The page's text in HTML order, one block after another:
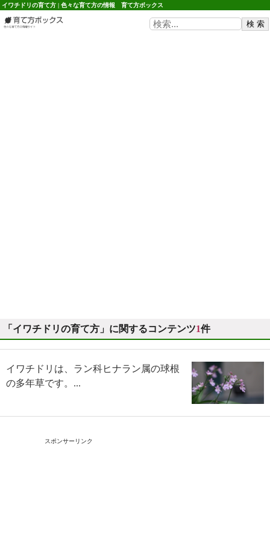
イワチドリの育て方 | 色々な育て方の情報 育て方ボックス
「イワチドリの育て方」に関するコンテンツ1件
イワチドリは、ラン科ヒナラン属の球根
の多年草です。...
スポンサーリンク